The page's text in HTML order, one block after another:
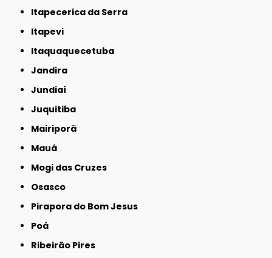
Itapecerica da Serra
Itapevi
Itaquaquecetuba
Jandira
Jundiaí
Juquitiba
Mairiporã
Mauá
Mogi das Cruzes
Osasco
Pirapora do Bom Jesus
Poá
Ribeirão Pires